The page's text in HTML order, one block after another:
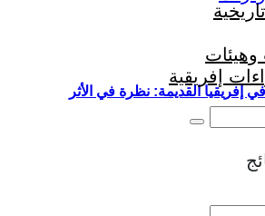
في إفريقيا القديمة: نظرة في الأثر
إفريقية